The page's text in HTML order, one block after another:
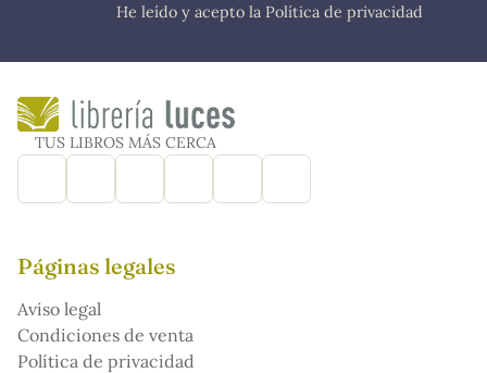
He leído y acepto la Política de privacidad
TUS LIBROS MÁS CERCA
Páginas legales
Aviso legal
Condiciones de venta
Política de privacidad